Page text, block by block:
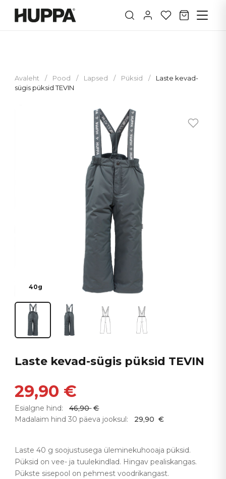
Avaleht / Pood / Lapsed / Püksid /
Laste kevad-
sügis püksid TEVIN
40g
Laste kevad-sügis püksid TEVIN
29,90 €
Esialgne hind: 46,90 €
Madalaim hind 30 päeva jooksul:
29,90 €
Laste 40 g soojustusega üleminekuhooaja püksid.
Püksid on vee- ja tuulekindlad. Hingav pealiskangas.
Pükste sisepool on pehmest voodrikangast.